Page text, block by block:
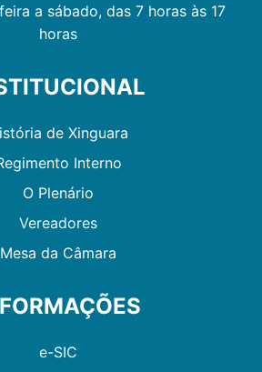
a sábado, das 7 horas às 17
horas
de Xinguara
Interno
O Plenário
Vereadores
Mesa da Câmara
e-SIC